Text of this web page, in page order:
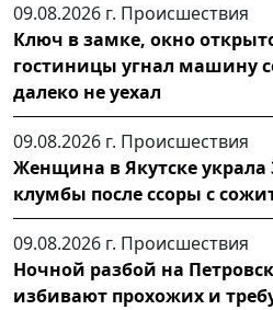
09.08.2026 г. Происшествия
Ключ в замке, окно
гостиницы угнал машину
далеко не уехал
09.08.2026 г. Происшествия
Женщина в Якутске украла
клумбы после ссоры с
09.08.2026 г. Происшествия
Ночной разбой на
избивают прохожих и